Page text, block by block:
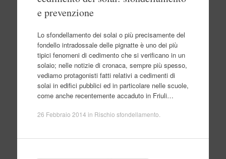
e prevenzione
Lo sfondellamento dei solai o più precisamente del
fondello intradossale delle pignatte è uno dei più
tipici fenomeni di cedimento che si verificano in un
solaio; nelle notizie di cronaca, sempre più spesso,
vediamo protagonisti fatti relativi a cedimenti di
solai in edifici pubblici ed in particolare nelle scuole,
come anche recentemente accaduto in Friuli…
26 Febbraio 2014 in Rischio sfondellamento